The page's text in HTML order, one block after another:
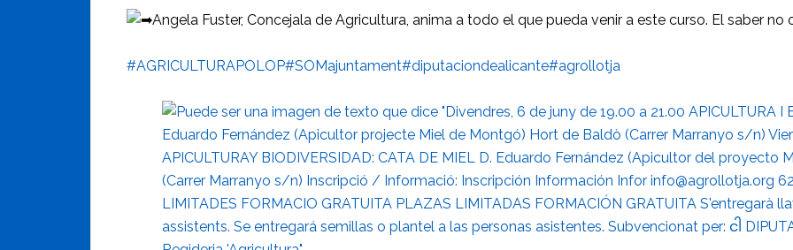
Angela Fuster, Concejala de Agricultura, anima a todo el que pueda venir a este curso. El saber no
#AGRICULTURAPOLOP#SOMajuntament#diputaciondealicante#agrollotja